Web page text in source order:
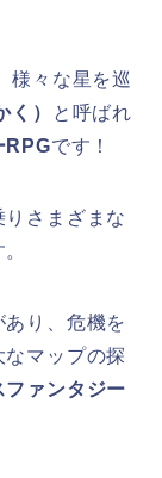
様々な星を巡
く）
と呼ばれ
RPGです！
りさまざまな
り、 危機を
なマップの探
ファンタジー